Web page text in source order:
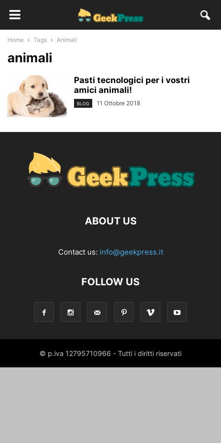
Home Tags Animali
animali
Pasti tecnologici per i vostri
amici animali!
BLOG 11 Ottobre 2018
ABOUT US
Contact us: info@geekpress.it
FOLLOW US
© p.iva 12795710966 - Tutti i diritti riservati